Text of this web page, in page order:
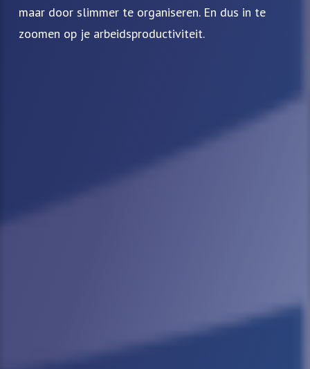
maar door slimmer te organiseren. En dus in te
zoomen op je arbeidsproductiviteit.